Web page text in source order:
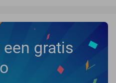
gratis